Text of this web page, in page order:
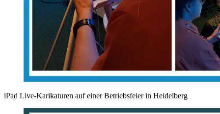
iPad Live-Karikaturen auf einer Betriebsfeier in Heidelberg